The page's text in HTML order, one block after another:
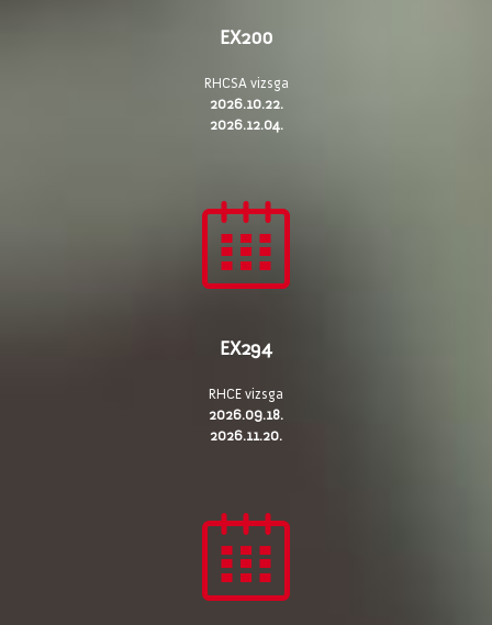
EX200
RHCSA vizsga
2026.10.22.
2026.12.04.
EX294
RHCE vizsga
2026.09.18.
2026.11.20.